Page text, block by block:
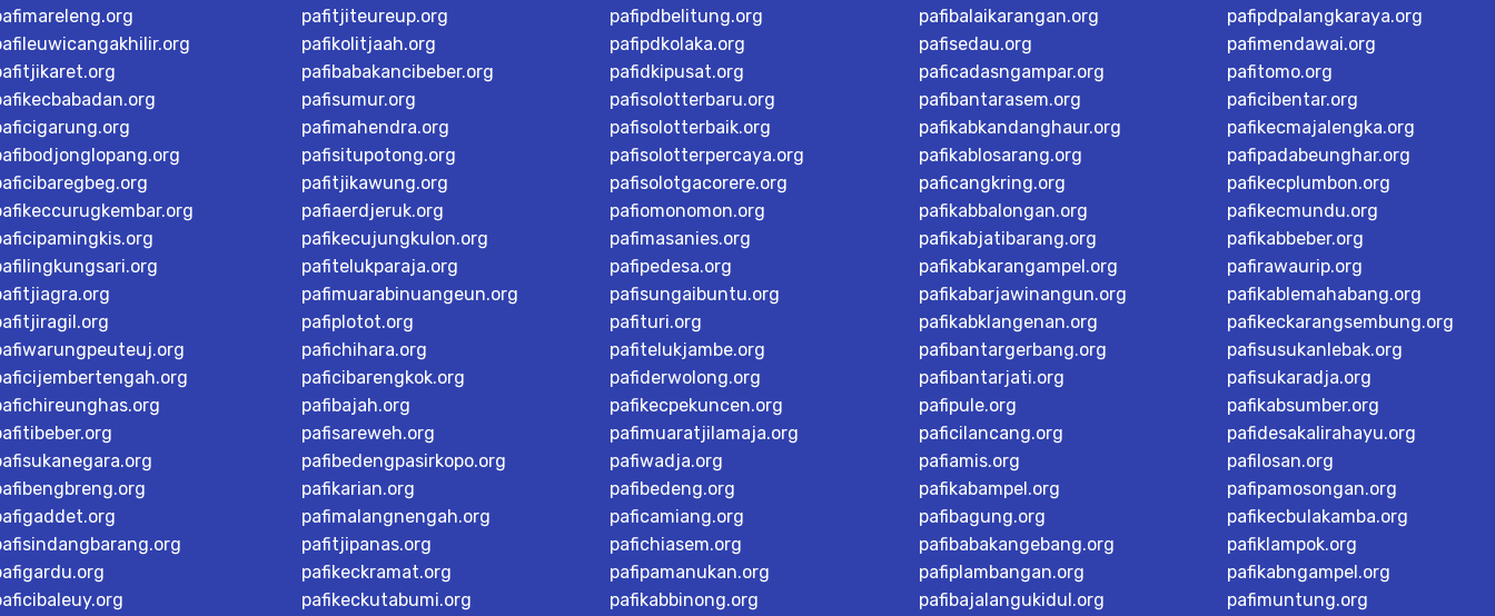
pafitjiteureup.org
pafikolitjaah.org
pafibabakancibeber.org
pafisumur.org
pafimahendra.org
pafisitupotong.org
pafitjikawung.org
pafiaerdjeruk.org
pafikecujungkulon.org
pafitelukparaja.org
pafimuarabinuangeun.org
pafiplotot.org
pafichihara.org
paficibarengkok.org
pafibajah.org
pafisareweh.org
pafibedengpasirkopo.org
pafikarian.org
pafimalangnengah.org
pafitjipanas.org
pafikeckramat.org
pafikeckutabumi.org
pafipdbelitung.org
pafipdkolaka.org
pafidkipusat.org
pafisolotterbaru.org
pafisolotterbaik.org
pafisolotterpercaya.org
pafisolotgacorere.org
pafiomonomon.org
pafimasanies.org
pafipedesa.org
pafisungaibuntu.org
pafituri.org
pafitelukjambe.org
pafiderwolong.org
pafikecpekuncen.org
pafimuaratjilamaja.org
pafiwadja.org
pafibedeng.org
paficamiang.org
pafichiasem.org
pafipamanukan.org
pafikabbinong.org
pafibalaikarangan.org
pafisedau.org
paficadasngampar.org
pafibantarasem.org
pafikabkandanghaur.org
pafikablosarang.org
paficangkring.org
pafikabbalongan.org
pafikabjatibarang.org
pafikabkarangampel.org
pafikabarjawinangun.org
pafikabklangenan.org
pafibantargerbang.org
pafibantarjati.org
pafipule.org
paficilancang.org
pafiamis.org
pafikabampel.org
pafibagung.org
pafibabakangebang.org
pafiplambangan.org
pafibajalangukidul.org
pafipdpalangkaraya.org
pafimendawai.org
pafitomo.org
paficibentar.org
pafikecmajalengka.org
pafipadabeunghar.org
pafikecplumbon.org
pafikecmundu.org
pafikabbeber.org
pafirawaurip.org
pafikablemahabang.org
pafikeckarangsembung.org
pafisusukanlebak.org
pafisukaradja.org
pafikabsumber.org
pafidesakalirahayu.org
pafilosan.org
pafipamosongan.org
pafikecbulakamba.org
pafiklampok.org
pafikabngampel.org
pafimuntung.org